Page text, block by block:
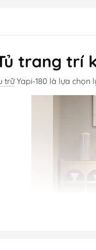
trang trí
trữYapi-180 là lựa chọn